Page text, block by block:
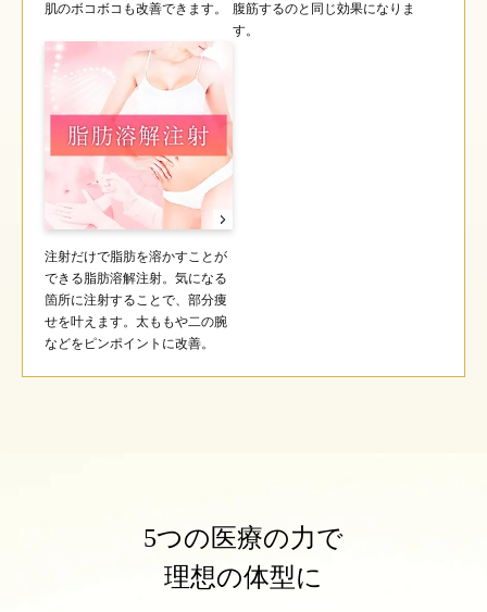
肌のボコボコも改善できます。
腹筋するのと同じ効果になりま
す。
注射だけで脂肪を溶かすことが
できる脂肪溶解注射。気になる
箇所に注射することで、部分痩
せを叶えます。太ももや二の腕
などをピンポイントに改善。
5つの医療の力で
理想の体型に